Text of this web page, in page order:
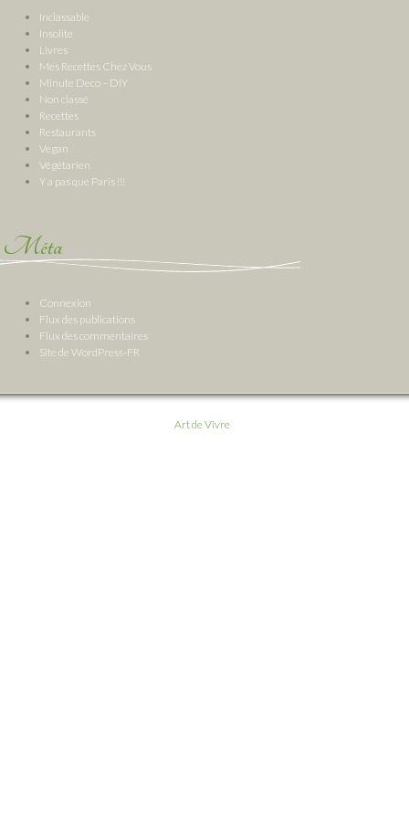
Inclassable
Insolite
Livres
Mes Recettes Chez Vous
Minute Deco – DIY
Non classé
Recettes
Restaurants
Vegan
Végétarien
Y a pas que Paris !!!
Méta
Connexion
Flux des publications
Flux des commentaires
Site de WordPress-FR
Art de Vivre